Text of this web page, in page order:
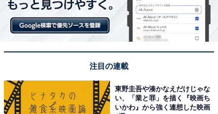
注目の連載
東野圭吾や湊かなえだけじゃな
い、「業と罪」を描く『映画ち
いかわ』から強く連想した映画